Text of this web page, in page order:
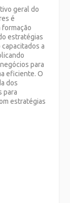
geral do
é
estratégias
a
para
eficiente. O
dos
para
estratégias